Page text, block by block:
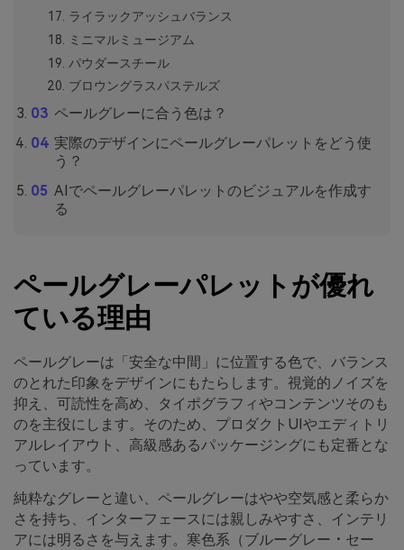
ライラックアッシュバランス
ミニマルミュージアム
パウダースチール
ブロウングラスパステルズ
ペールグレーに合う色は？
実際のデザインにペールグレーパレットをどう使
う？
AIでペールグレーパレットのビジュアルを作成す
る
ペールグレーパレットが優れ
ている理由
ペールグレーは「安全な中間」に位置する色で、バランス
のとれた印象をデザインにもたらします。視覚的ノイズを
抑え、可読性を高め、タイポグラフィやコンテンツそのも
のを主役にします。そのため、プロダクトUIやエディトリ
アルレイアウト、高級感あるパッケージングにも定番とな
っています。
純粋なグレーと違い、ペールグレーはやや空気感と柔らか
さを持ち、インターフェースには親しみやすさ、インテリ
アには明るさを与えます。寒色系（ブルーグレー・セー